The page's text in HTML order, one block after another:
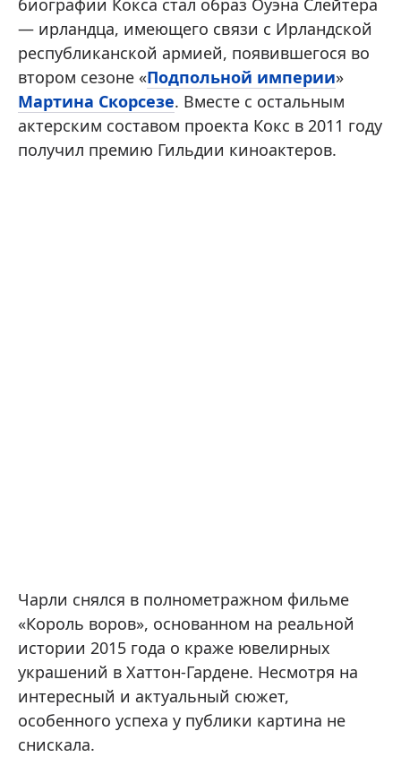
биографии Кокса стал образ Оуэна Слейтера
— ирландца, имеющего связи с Ирландской
республиканской армией, появившегося во
втором сезоне «Подпольной империи»
Мартина Скорсезе. Вместе с остальным
актерским составом проекта Кокс в 2011 году
получил премию Гильдии киноактеров.
Чарли снялся в полнометражном фильме
«Король воров», основанном на реальной
истории 2015 года о краже ювелирных
украшений в Хаттон-Гардене. Несмотря на
интересный и актуальный сюжет,
особенного успеха у публики картина не
снискала.